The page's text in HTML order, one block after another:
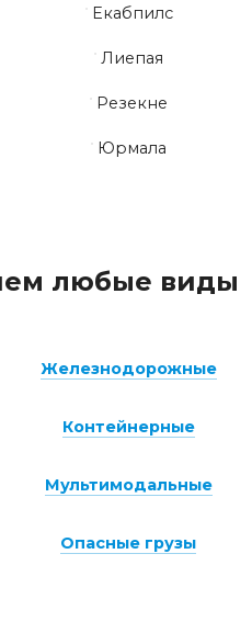
Екабпилс
Лиепая
Резекне
Юрмала
любые виды
Железнодорожные
Контейнерные
Мультимодальные
Опасные грузы